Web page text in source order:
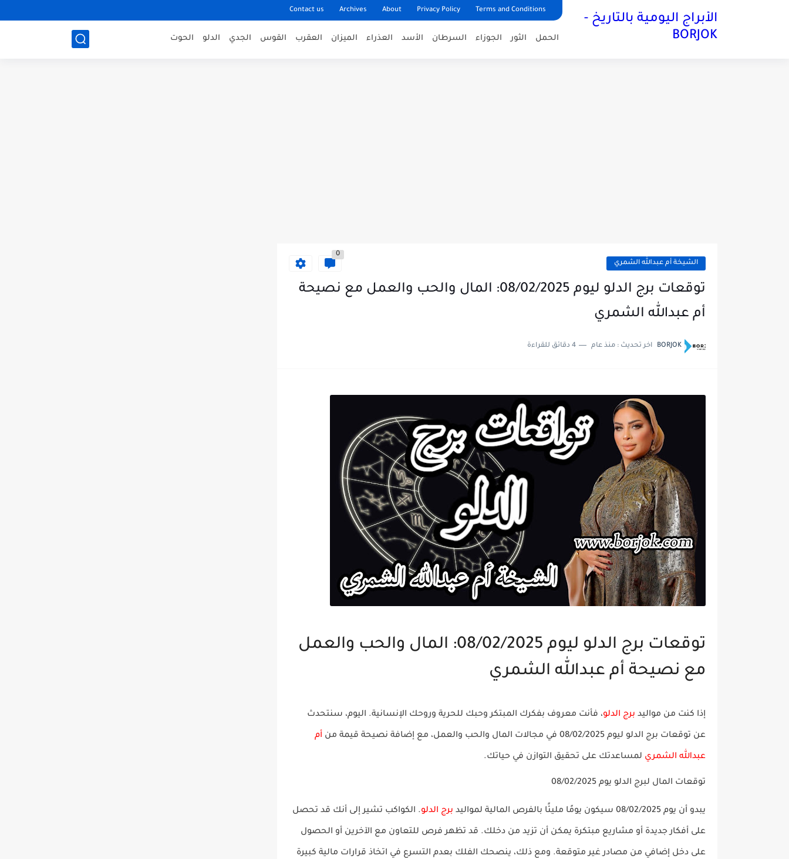
Terms and Conditions
Privacy Policy
About
Archives
Contact us
الأبراج اليومية بالتاريخ -
BORJOK
الحمل الثور الجوزاء السرطان الأسد العذراء الميزان العقرب القوس الجدي الدلو الحوت
الشيخة أم عبدالله الشمري
0
توقعات برج الدلو ليوم 08/02/2025: المال والحب والعمل مع نصيحة
أم عبدالله الشمري
BORJOK اخر تحديث : منذ عام 4 دقائق للقراءة
توقعات برج الدلو ليوم 08/02/2025: المال والحب والعمل
مع نصيحة أم عبدالله الشمري
إذا كنت من مواليد برج الدلو، فأنت معروف بفكرك المبتكر وحبك للحرية وروحك الإنسانية. اليوم، سنتحدث
عن توقعات برج الدلو ليوم 08/02/2025 في مجالات المال والحب والعمل، مع إضافة نصيحة قيمة من أم
عبدالله الشمري لمساعدتك على تحقيق التوازن في حياتك.
توقعات المال لبرج الدلو يوم 08/02/2025
يبدو أن يوم 08/02/2025 سيكون يومًا مليئًا بالفرص المالية لمواليد برج الدلو. الكواكب تشير إلى أنك قد تحصل
على أفكار جديدة أو مشاريع مبتكرة يمكن أن تزيد من دخلك. قد تظهر فرص للتعاون مع الآخرين أو الحصول
على دخل إضافي من مصادر غير متوقعة. ومع ذلك، ينصحك الفلك بعدم التسرع في اتخاذ قرارات مالية كبيرة